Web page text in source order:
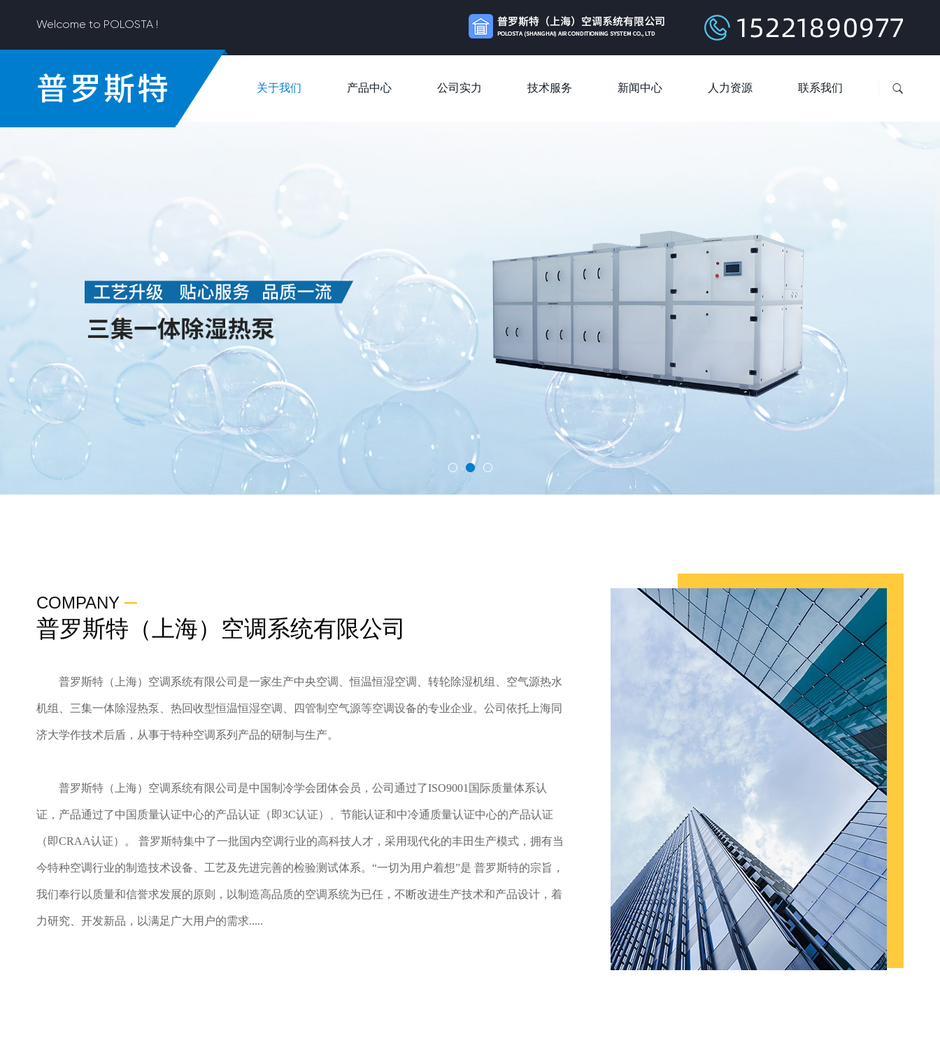
Welcome to POLOSTA !
关于我们 产品中心 公司实力 技术服务 新闻中心 人力资源 联系我们
COMPANY
普罗斯特（上海）空调系统有限公司
普罗斯特（上海）空调系统有限公司是一家生产中央空调、恒温恒湿空调、转轮除湿机组、空气源热水
机组、三集一体除湿热泵、热回收型恒温恒湿空调、四管制空气源等空调设备的专业企业。公司依托上海同
济大学作技术后盾，从事于特种空调系列产品的研制与生产。
普罗斯特（上海）空调系统有限公司是中国制冷学会团体会员，公司通过了ISO9001国际质量体系认
证，产品通过了中国质量认证中心的产品认证（即3C认证）、节能认证和中冷通质量认证中心的产品认证
（即CRAA认证）。 普罗斯特集中了一批国内空调行业的高科技人才，采用现代化的丰田生产模式，拥有当
今特种空调行业的制造技术设备、工艺及先进完善的检验测试体系。“一切为用户着想”是 普罗斯特的宗旨，
我们奉行以质量和信誉求发展的原则，以制造高品质的空调系统为已任，不断改进生产技术和产品设计，着
力研究、开发新品，以满足广大用户的需求.....